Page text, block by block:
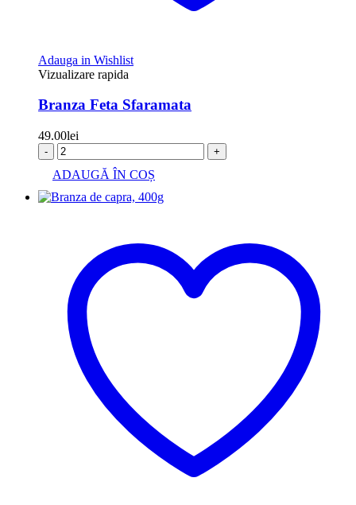
Adauga in Wishlist
Vizualizare rapida
Branza Feta Sfaramata
49.00lei
- +
ADAUGĂ ÎN COȘ